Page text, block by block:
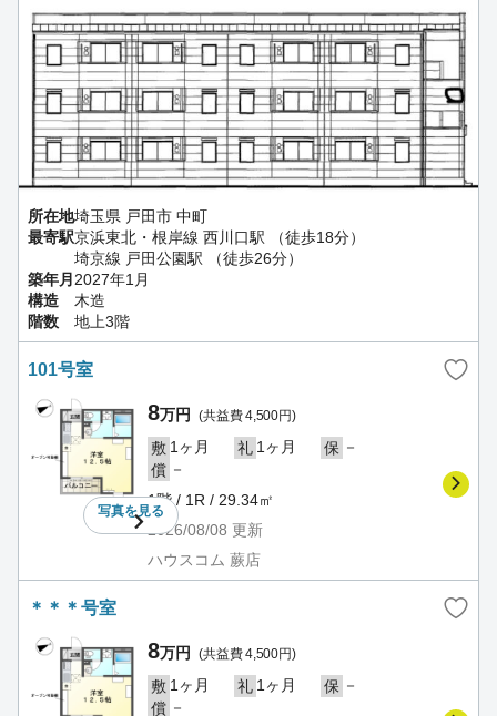
所在地埼玉県 戸田市 中町
最寄駅京浜東北・根岸線 西川口駅 （徒歩18分）
埼京線 戸田公園駅 （徒歩26分）
築年月 2027年1月
構造
木造
階数
地上3階
101号室
写真を見る
8万円 (共益費 4,500円)
敷 1ヶ月 礼 1ヶ月 保 －
償 －
1階 / 1R / 29.34㎡
2026/08/08 更新
ハウスコム 蕨店
＊＊＊号室
8万円 (共益費 4,500円)
敷 1ヶ月 礼 1ヶ月 保 －
償 －